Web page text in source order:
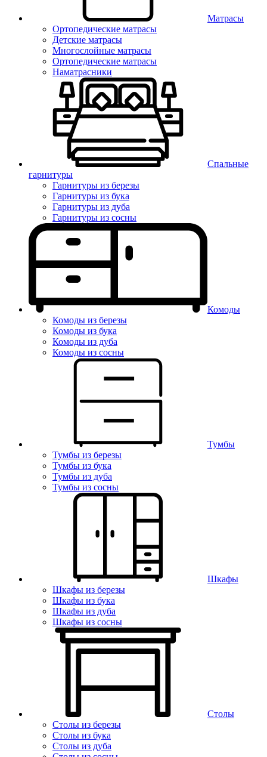
Матрасы
Ортопедические матрасы
Детские матрасы
Многослойные матрасы
Ортопедические матрасы
Наматрасники
Спальные
гарнитуры
Гарнитуры из березы
Гарнитуры из бука
Гарнитуры из дуба
Гарнитуры из сосны
Комоды
Комоды из березы
Комоды из бука
Комоды из дуба
Комоды из сосны
Тумбы
Тумбы из березы
Тумбы из бука
Тумбы из дуба
Тумбы из сосны
Шкафы
Шкафы из березы
Шкафы из бука
Шкафы из дуба
Шкафы из сосны
Столы
Столы из березы
Столы из бука
Столы из дуба